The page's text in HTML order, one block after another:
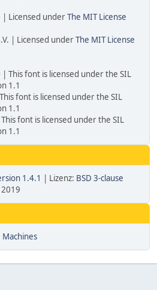
Licensed underThe MIT License
| Licensed underThe MIT License
This font is licensed under the SIL
1.1
font is licensed under the SIL
1.1
font is licensed under the SIL
1.1
1.4.1 | Lizenz: BSD 3-clause
Machines